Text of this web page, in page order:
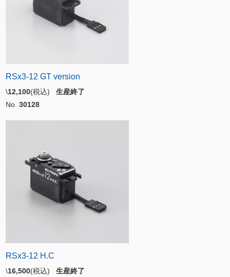
RSx3-12 GT version
\12,100(税込) 生産終了
No. 30128
RSx3-12 H.C
\16,500(税込) 生産終了